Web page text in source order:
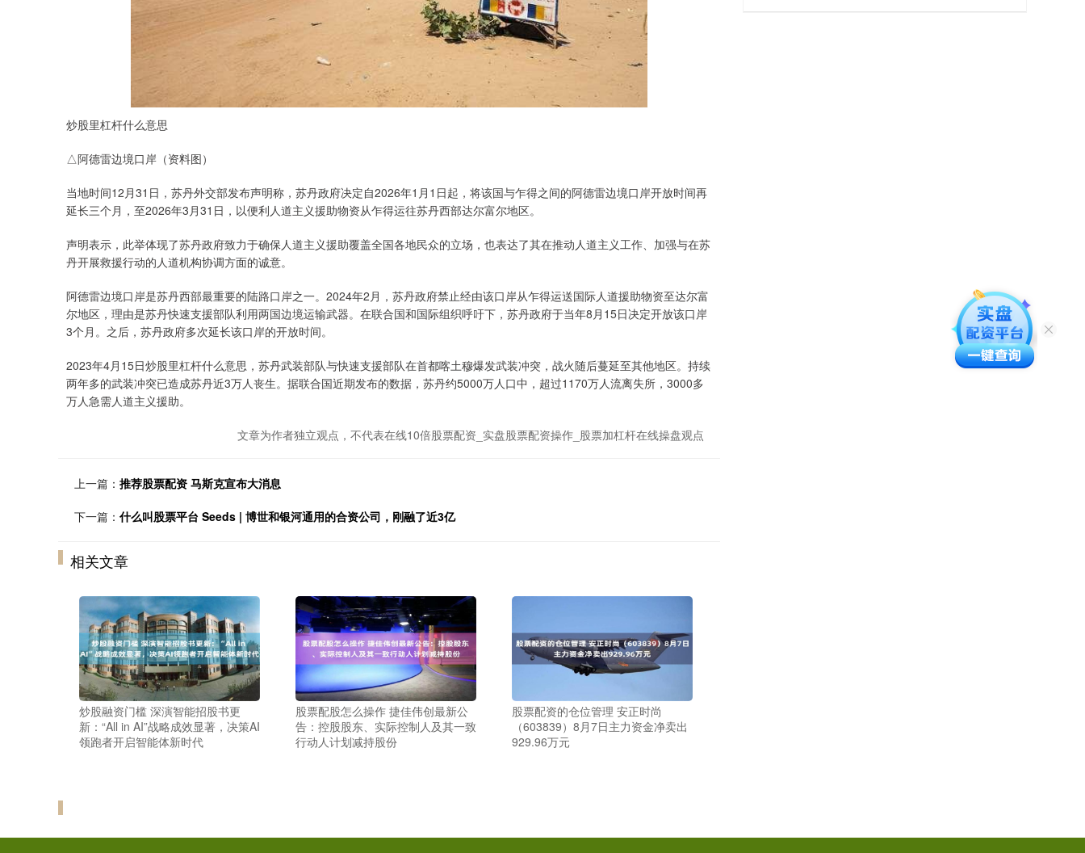
炒股里杠杆什么意思
△阿德雷边境口岸（资料图）
当地时间12月31日，苏丹外交部发布声明称，苏丹政府决定自2026年1月1日起，将该国与乍得之间的阿德雷边境口岸开放时间再
延长三个月，至2026年3月31日，以便利人道主义援助物资从乍得运往苏丹西部达尔富尔地区。
声明表示，此举体现了苏丹政府致力于确保人道主义援助覆盖全国各地民众的立场，也表达了其在推动人道主义工作、加强与在苏
丹开展救援行动的人道机构协调方面的诚意。
阿德雷边境口岸是苏丹西部最重要的陆路口岸之一。2024年2月，苏丹政府禁止经由该口岸从乍得运送国际人道援助物资至达尔富
尔地区，理由是苏丹快速支援部队利用两国边境运输武器。在联合国和国际组织呼吁下，苏丹政府于当年8月15日决定开放该口岸
3个月。之后，苏丹政府多次延长该口岸的开放时间。
2023年4月15日炒股里杠杆什么意思，苏丹武装部队与快速支援部队在首都喀土穆爆发武装冲突，战火随后蔓延至其他地区。持续
两年多的武装冲突已造成苏丹近3万人丧生。据联合国近期发布的数据，苏丹约5000万人口中，超过1170万人流离失所，3000多
万人急需人道主义援助。
文章为作者独立观点，不代表在线10倍股票配资_实盘股票配资操作_股票加杠杆在线操盘观点
上一篇： 推荐股票配资 马斯克宣布大消息
下一篇： 什么叫股票平台 Seeds | 博世和银河通用的合资公司，刚融了近3亿
相关文章
炒股融资门槛 深演智能招股书更
新：“All in AI”战略成效显著，决策AI
领跑者开启智能体新时代
股票配股怎么操作 捷佳伟创最新公
告：控股股东、实际控制人及其一致
行动人计划减持股份
股票配资的仓位管理 安正时尚
（603839）8月7日主力资金净卖出
929.96万元